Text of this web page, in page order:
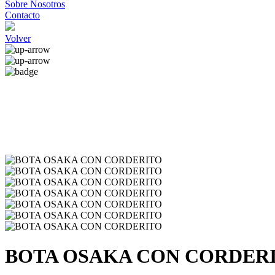
Sobre Nosotros
Contacto
Volver
BOTA OSAKA CON